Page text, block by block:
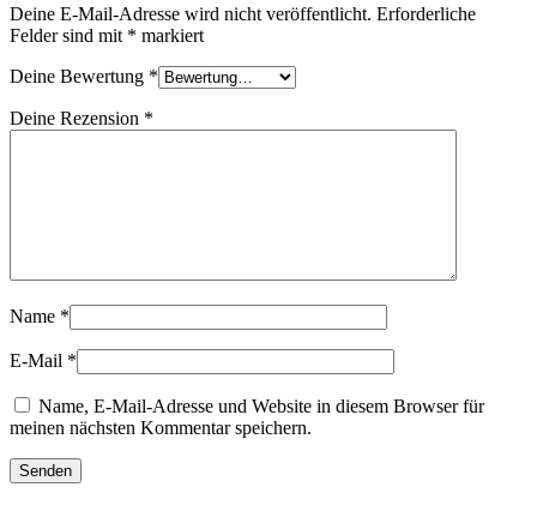
Deine E-Mail-Adresse wird nicht veröffentlicht. Erforderliche
Felder sind mit * markiert
Deine Bewertung *
Deine Rezension *
Name *
E-Mail *
Name, E-Mail-Adresse und Website in diesem Browser für
meinen nächsten Kommentar speichern.